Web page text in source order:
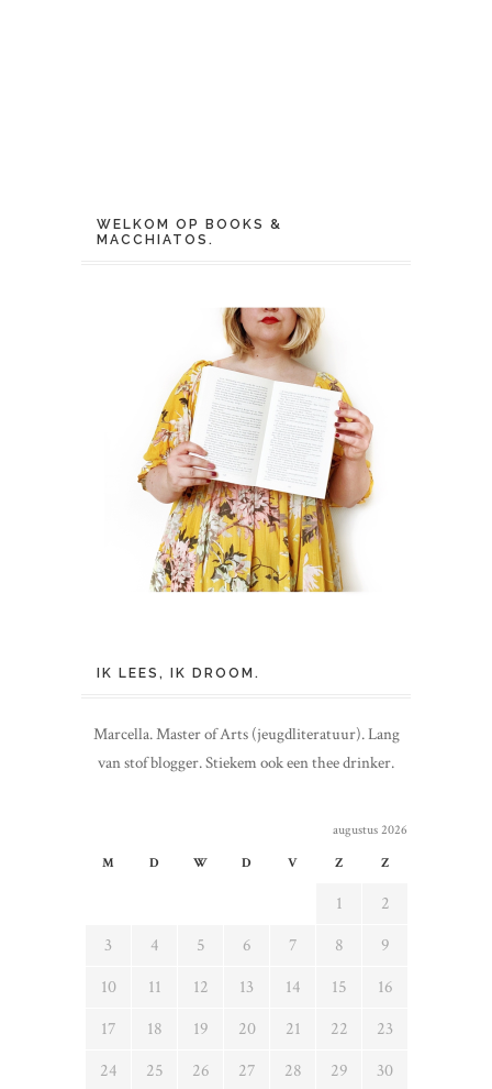
WELKOM OP BOOKS &
MACCHIATOS.
IK LEES, IK DROOM.
Marcella. Master of Arts (jeugdliteratuur). Lang
van stof blogger. Stiekem ook een thee drinker.
augustus 2026
M
D W D V Z Z
1
2
3
4 5 6 7 8
9
10
11 12 13 14 15
16
17
18 19 20 21 22
23
24
25 26 27 28 29 30